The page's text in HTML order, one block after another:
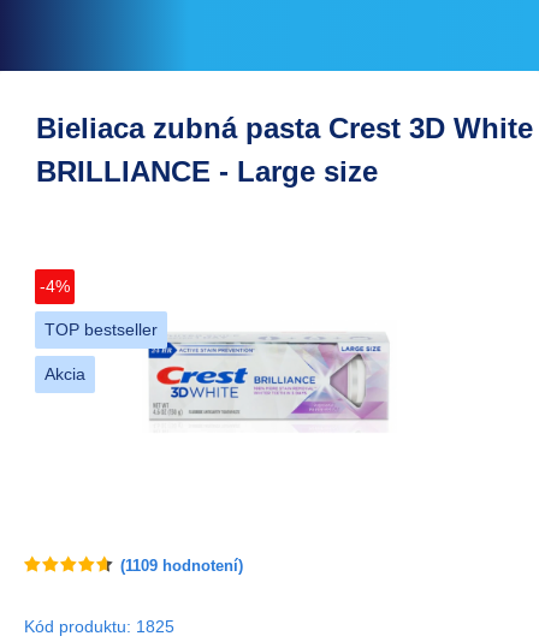
Bieliaca zubná pasta Crest 3D White
BRILLIANCE - Large size
-4%
TOP bestseller
Akcia
(1109 hodnotení)
Kód produktu: 1825